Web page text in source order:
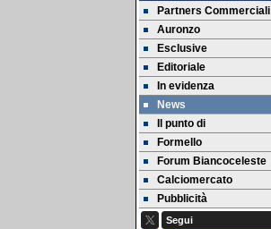
Partners Commerciali
Auronzo
Esclusive
Editoriale
In evidenza
News
Il punto di
Formello
Forum Biancoceleste
Calciomercato
Pubblicità
Segui